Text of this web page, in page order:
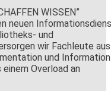
WISSEN”
neuen
und
wir Fachleute aus
und Information
Overload an